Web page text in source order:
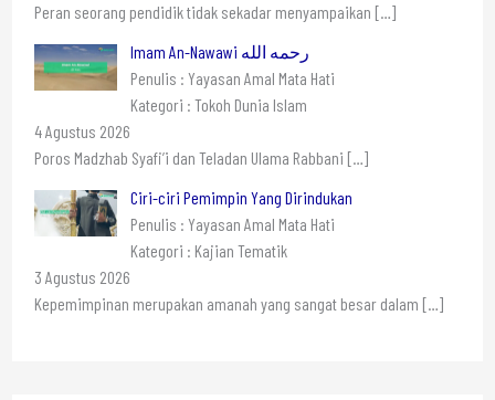
Peran seorang pendidik tidak sekadar menyampaikan […]
Imam An-Nawawi رحمه الله
Penulis : Yayasan Amal Mata Hati
Kategori : Tokoh Dunia Islam
4 Agustus 2026
Poros Madzhab Syafi’i dan Teladan Ulama Rabbani […]
Ciri-ciri Pemimpin Yang Dirindukan
Penulis : Yayasan Amal Mata Hati
Kategori : Kajian Tematik
3 Agustus 2026
Kepemimpinan merupakan amanah yang sangat besar dalam […]